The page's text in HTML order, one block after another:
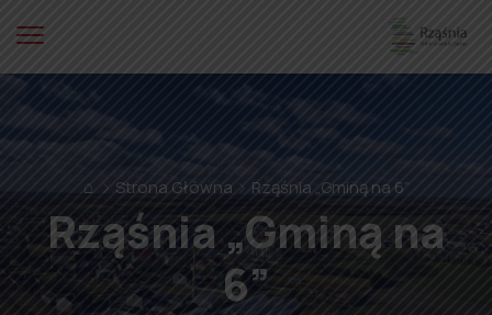
⌂ Strona Główna Rząśnia „Gminą na 6”
Rząśnia „Gminą na
6”